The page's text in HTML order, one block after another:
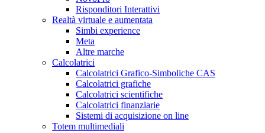
Risponditori Interattivi
Realtà virtuale e aumentata
Simbi experience
Meta
Altre marche
Calcolatrici
Calcolatrici Grafico-Simboliche CAS
Calcolatrici grafiche
Calcolatrici scientifiche
Calcolatrici finanziarie
Sistemi di acquisizione on line
Totem multimediali